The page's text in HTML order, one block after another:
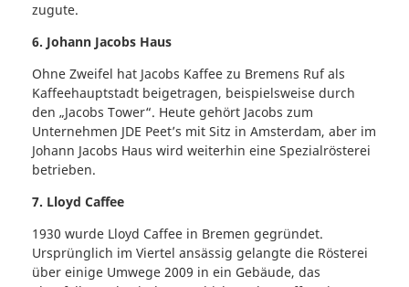
zugute.
6. Johann Jacobs Haus
Ohne Zweifel hat Jacobs Kaffee zu Bremens Ruf als
Kaffeehauptstadt beigetragen, beispielsweise durch
den „Jacobs Tower“. Heute gehört Jacobs zum
Unternehmen JDE Peet’s mit Sitz in Amsterdam, aber im
Johann Jacobs Haus wird weiterhin eine Spezialrösterei
betrieben.
7. Lloyd Caffee
1930 wurde Lloyd Caffee in Bremen gegründet.
Ursprünglich im Viertel ansässig gelangte die Rösterei
über einige Umwege 2009 in ein Gebäude, das